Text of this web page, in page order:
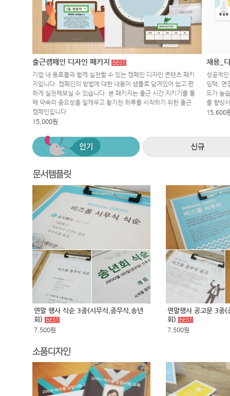
출근캠페인 디자인 패키지
기업 내 동료들과 함께 실천할 수 있는 캠페인 디자인 콘텐츠 패키
지입니다. 캠페인의 방법에 대한 내용이 샘플로 담겨있어 쉽고 편
하게 실천해보실 수 있습니다. 본 패키지는 출근 시간 지키기를 통
해 약속의 중요성을 일깨우고 활기찬 하루를 시작하기 위한 출근
캠페인입니다.
15,000원
채용_
성공적
임택, 면
도가 높
를 향상
15,600
연말 행사 식순 3종(시무식,종무식,송년
회)
7,500원
연말행사 공고문 3종(
회)
7,500원